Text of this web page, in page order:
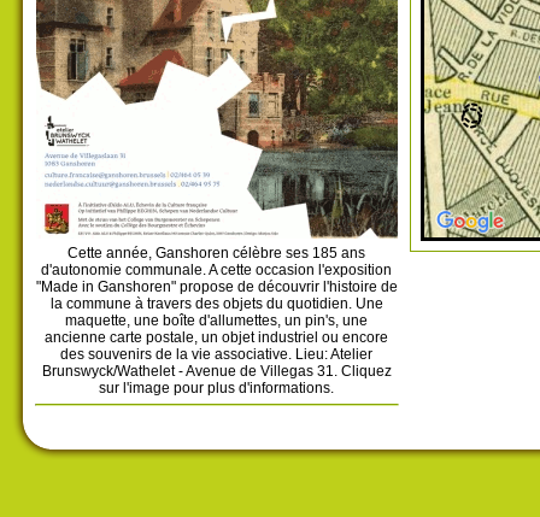
Cette année, Ganshoren célèbre ses 185 ans
d'autonomie communale. A cette occasion l'exposition
"Made in Ganshoren" propose de découvrir l'histoire de
la commune à travers des objets du quotidien. Une
maquette, une boîte d'allumettes, un pin's, une
ancienne carte postale, un objet industriel ou encore
des souvenirs de la vie associative. Lieu: Atelier
Brunswyck/Wathelet - Avenue de Villegas 31. Cliquez
sur l'image pour plus d'informations.